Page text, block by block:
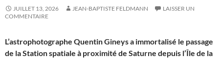
JUILLET 13, 2026 JEAN-BAPTISTE FELDMANN
LAISSER UN
COMMENTAIRE
L’astrophotographe Quentin Gineys a immortalisé le passage
de la Station spatiale à proximité de Saturne depuis l’Île de la